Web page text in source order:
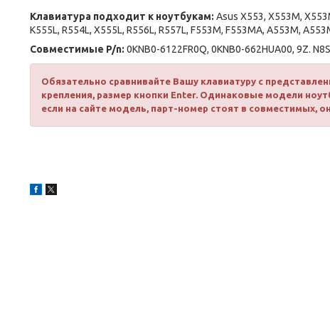
Клавиатура подходит к ноутбукам: Asus X553, X553M,
K555L, R554L, X555L, R556L, R557L, F553M, F553MA, A553M,
Совместимые P/n: 0KNB0-6122FR0Q, 0KNB0-662HUA00, 9Z.
Обязательно сравнивайте Вашу клавиатуру с
крепления, размер кнопки Enter. Одинаковые модели
если на сайте модель, парт-номер стоят в совместимых,